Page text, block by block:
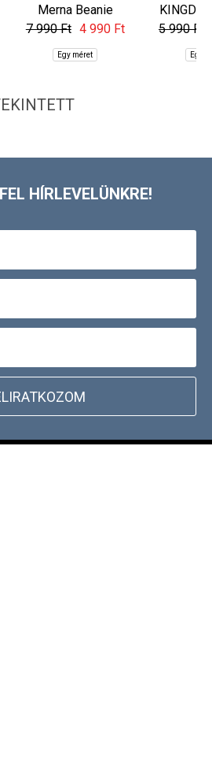
Merna Beanie
7 990 Ft 4 990 Ft
Egy méret
5 990 Ft
Egy
HÍRLEVELÜNKRE!